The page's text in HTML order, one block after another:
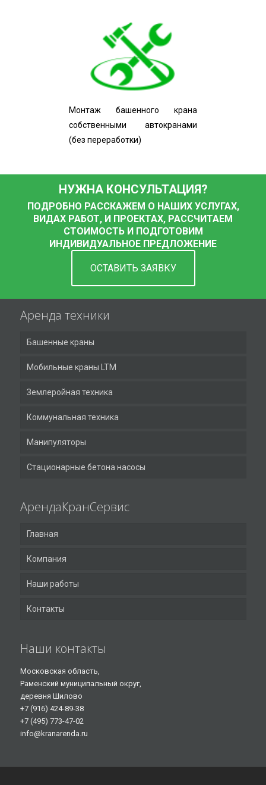
Монтаж башенного крана
собственными автокранами
(без переработки)
НУЖНА КОНСУЛЬТАЦИЯ?
ПОДРОБНО РАССКАЖЕМ О НАШИХ УСЛУГАХ,
ВИДАХ РАБОТ, И ПРОЕКТАХ, РАССЧИТАЕМ
СТОИМОСТЬ И ПОДГОТОВИМ
ИНДИВИДУАЛЬНОЕ ПРЕДЛОЖЕНИЕ
ОСТАВИТЬ ЗАЯВКУ
Аренда техники
Башенные краны
Мобильные краны LTM
Землеройная техника
Коммунальная техника
Манипуляторы
Стационарные бетона насосы
АрендаКранСервис
Главная
Компания
Наши работы
Контакты
Наши контакты
Московская область,
Раменский муниципальный округ,
деревня Шилово
+7 (916) 424-89-38
+7 (495) 773-47-02
info@kranarenda.ru